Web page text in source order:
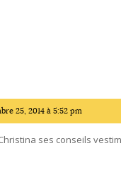
25, 2014 à 5:52 pm
ses conseils